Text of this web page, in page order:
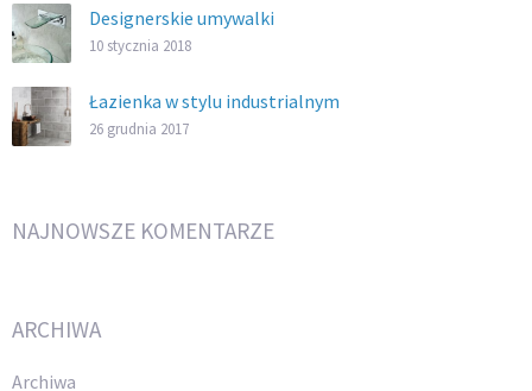
Designerskie umywalki
10 stycznia 2018
Łazienka w stylu industrialnym
26 grudnia 2017
NAJNOWSZE KOMENTARZE
ARCHIWA
Archiwa